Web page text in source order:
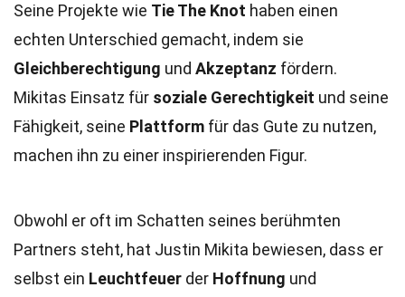
Seine Projekte wie Tie The Knot haben einen
echten Unterschied gemacht, indem sie
Gleichberechtigung und Akzeptanz fördern.
Mikitas Einsatz für soziale Gerechtigkeit und seine
Fähigkeit, seine Plattform für das Gute zu nutzen,
machen ihn zu einer inspirierenden Figur.
Obwohl er oft im Schatten seines berühmten
Partners steht, hat Justin Mikita bewiesen, dass er
selbst ein Leuchtfeuer der Hoffnung und